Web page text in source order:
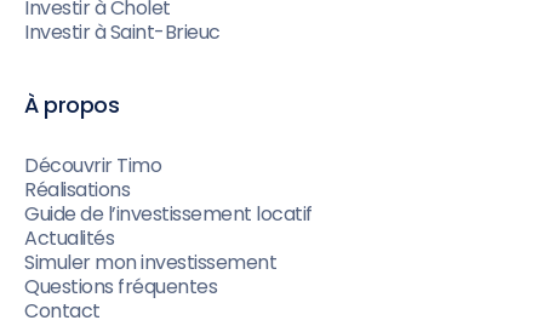
Investir à Cholet
Investir à Saint-Brieuc
À propos
Découvrir Timo
Réalisations
Guide de l’investissement locatif
Actualités
Simuler mon investissement
Questions fréquentes
Contact